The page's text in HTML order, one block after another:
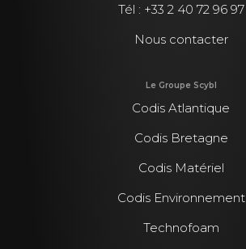
Tél : +33 2 40 72 96 97
Nous contacter
Le Groupe Scybl
Codis Atlantique
Codis Bretagne
Codis Matériel
Codis Environnement
Technofoam